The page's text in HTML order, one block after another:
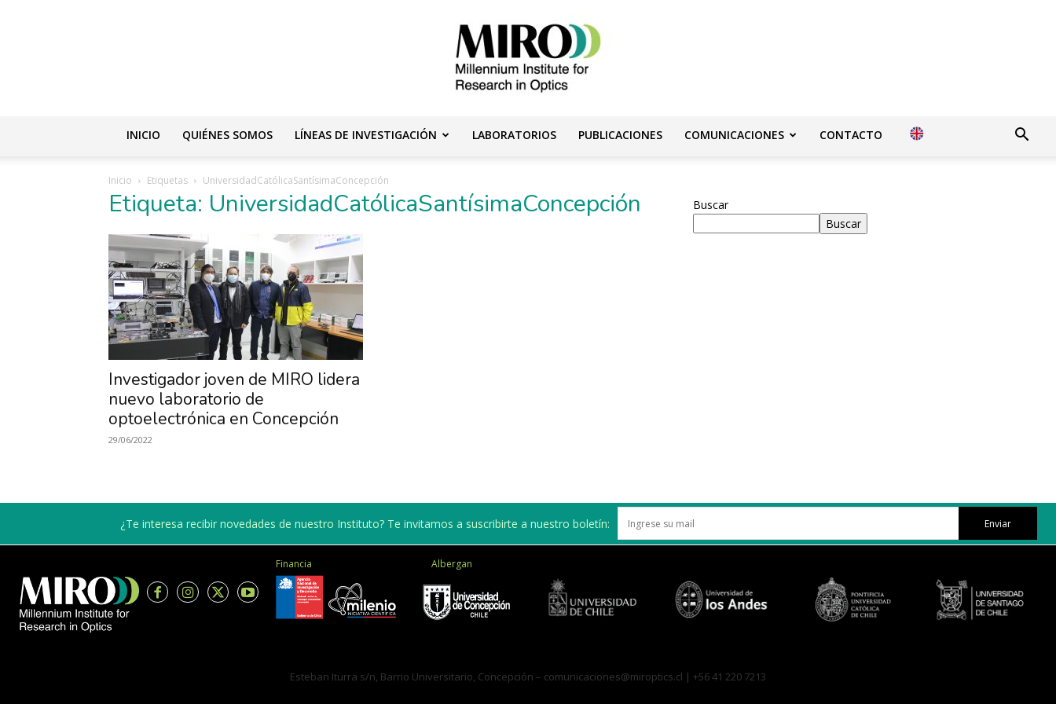
Óptica,
INICIO QUIÉNES SOMOS LÍNEAS DE INVESTIGACIÓN LABORATORIOS PUBLICACIONES COMUNICACIONES CONTACTO
Inicio Etiquetas UniversidadCatólicaSantísimaConcepción
Etiqueta: UniversidadCatólicaSantísimaConcepción
Investigador joven de MIRO lidera
nuevo laboratorio de
optoelectrónica en Concepción
29/06/2022
Buscar
Buscar
¿Te interesa recibir novedades de nuestro Instituto? Te invitamos a suscribirte a nuestro boletín: Enviar
Financia Albergan
Esteban Iturra s/n, Barrio Universitario, Concepción – comunicaciones@miroptics.cl | +56 41 220 7213